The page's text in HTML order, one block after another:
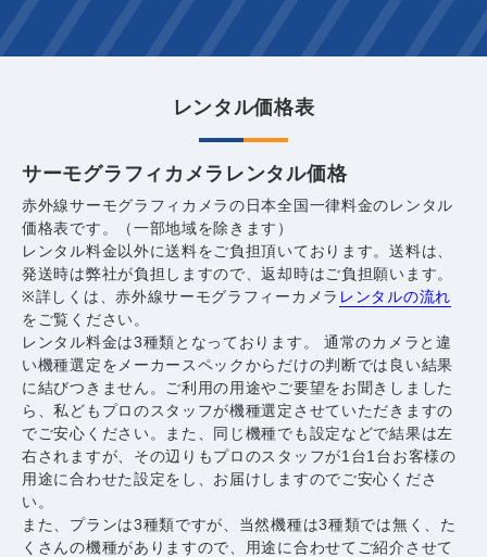
レンタル価格表
サーモグラフィカメラレンタル価格
赤外線サーモグラフィカメラの日本全国一律料金のレンタル
価格表です。（一部地域を除きます）
レンタル料金以外に送料をご負担頂いております。送料は、
発送時は弊社が負担しますので、返却時はご負担願います。
※詳しくは、赤外線サーモグラフィーカメラ レンタルの流れ
をご覧ください。
レンタル料金は3種類となっております。 通常のカメラと違
い機種選定をメーカースペックからだけの判断では良い結果
に結びつきません。ご利用の用途やご要望をお聞きしました
ら、私どもプロのスタッフが機種選定させていただきますの
でご安心ください。また、同じ機種でも設定などで結果は左
右されますが、その辺りもプロのスタッフが1台1台お客様の
用途に合わせた設定をし、お届けしますのでご安心くださ
い。
また、プランは3種類ですが、当然機種は3種類では無く、た
くさんの機種がありますので、用途に合わせてご紹介させて